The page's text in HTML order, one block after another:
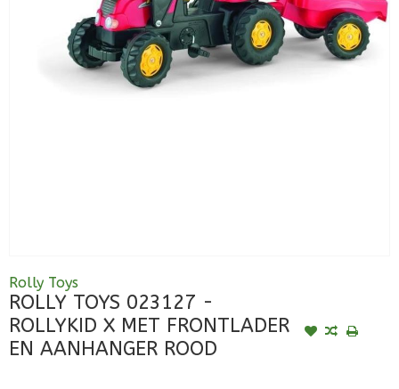
Rolly Toys
ROLLY TOYS 023127 -
ROLLYKID X MET FRONTLADER
EN AANHANGER ROOD